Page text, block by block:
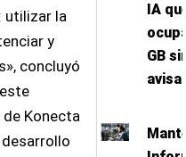
utilizar la
y
concluyó
Konecta
IA
GB